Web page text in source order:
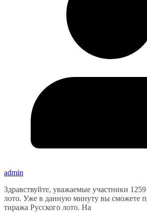
admin
Здравствуйте, уважаемые участники
лото. Уже в данную минуту вы сможете
тиража Русского лото. На